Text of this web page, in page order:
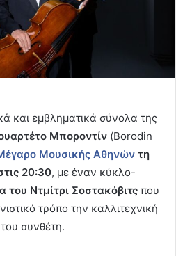
και εμβληματικά σύνολα της
Μποροντίν (Borodin
Μουσικής Αθηνών τη
20:30, με έναν κύκλο-
του Ντμίτρι Σοστακόβιτς που
τρόπο την καλλιτεχνική
συνθέτη.